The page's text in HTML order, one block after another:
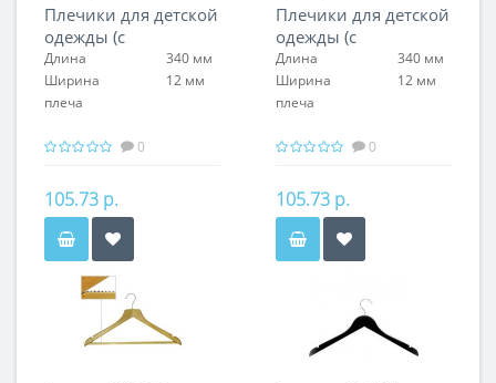
Плечики для детской
одежды (с
перекладиной)
Длина
340 мм
Ширина
плеча
12 мм
0
105.73 р.
Плечики для детской
одежды (с
перекладиной)
Длина
340 мм
Ширина
плеча
12 мм
0
105.73 р.